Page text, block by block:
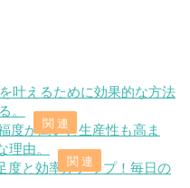
叶えるために効果的な方法
。
度が高いと生産性も高ま
由。
度と効率がアップ！毎日の